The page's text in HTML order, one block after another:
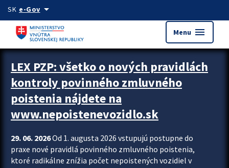
Preskocit na hlavný obsah
SK e-Govarrow_drop_down
Menu menu
Zastavit automatický posun upútavok
LEX PZP: všetko o nových pravidlách
kontroly povinného zmluvného
poistenia nájdete na
www.nepoistenevozidlo.sk
29. 06. 2026Od 1. augusta 2026 vstupujú postupne do
praxe nové pravidlá povinného zmluvného poistenia,
ktoré radikálne znížia počet nepoistených vozidiel v